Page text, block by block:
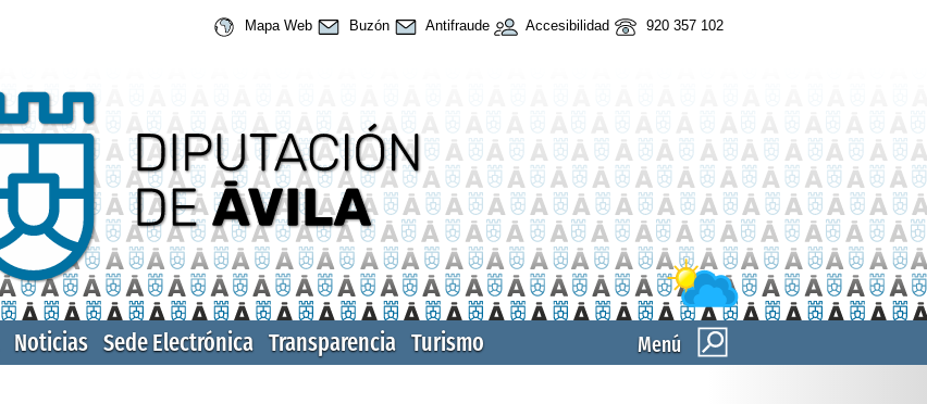
Mapa Web Buzón Antifraude Accesibilidad 920 357 102
Menú
Noticias Sede Electrónica Transparencia Turismo